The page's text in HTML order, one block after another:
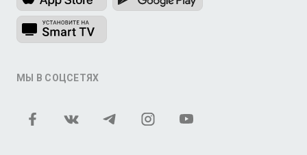
МЫ В СОЦСЕТЯХ